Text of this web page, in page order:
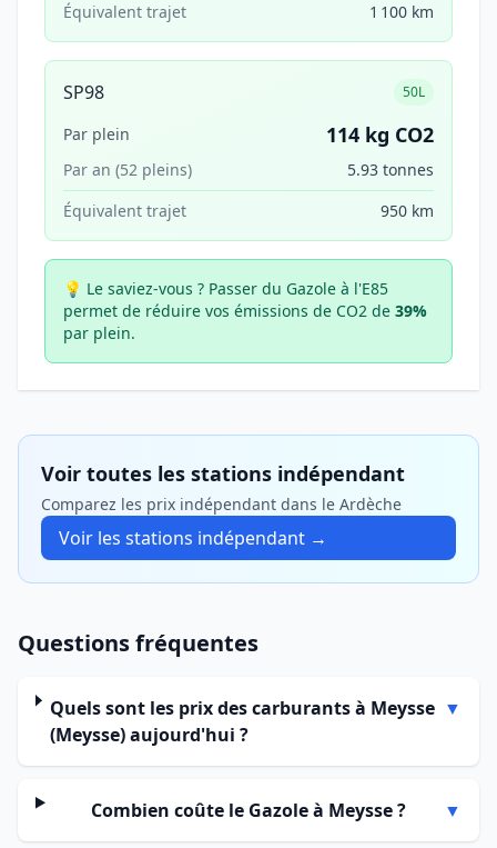
Équivalent trajet
1 100 km
SP98 50L
Par plein 114 kg CO2
Par an (52 pleins)
5.93 tonnes
Équivalent trajet
950 km
💡 Le saviez-vous ? Passer du Gazole à l'E85
permet de réduire vos émissions de CO2 de 39%
par plein.
Voir toutes les stations indépendant
Comparez les prix indépendant dans le Ardèche
Voir les stations indépendant →
Questions fréquentes
Quels sont les prix des carburants à Meysse
(Meysse) aujourd'hui ?
▼
Combien coûte le Gazole à Meysse ? ▼